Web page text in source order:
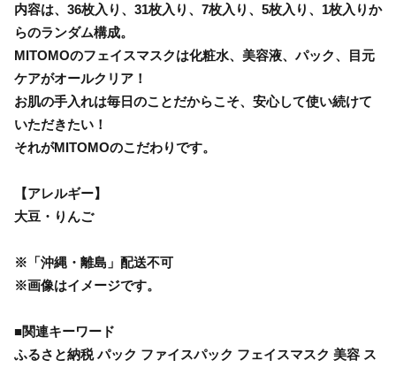
内容は、36枚入り、31枚入り、7枚入り、5枚入り、1枚入りか
らのランダム構成。
MITOMOのフェイスマスクは化粧水、美容液、パック、目元
ケアがオールクリア！
お肌の手入れは毎日のことだからこそ、安心して使い続けて
いただきたい！
それがMITOMOのこだわりです。
【アレルギー】
大豆・りんご
※「沖縄・離島」配送不可
※画像はイメージです。
■関連キーワード
ふるさと納税 パック ファイスパック フェイスマスク 美容 ス